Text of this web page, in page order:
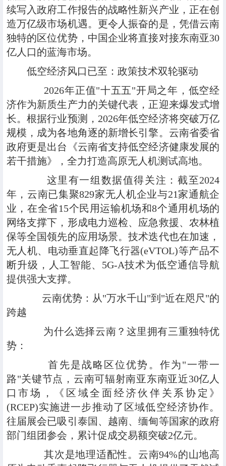
续写入政府工作报告的战略性新兴产业，正在创
造万亿级市场机遇。更令人振奋的是，凭借云南
独特的区位优势，中国企业将直接对接东南亚30
亿人口的蓝海市场。
低空经济风口已至：政策技术双轮驱动
2026年正值"十五五"开局之年，低空经
济作为新质生产力的关键代表，正迎来爆发式增
长。根据行业预测，2026年低空经济将突破万亿
规模，成为各地角逐的新增长引擎。云南省委省
政府更是出台《云南省支持低空经济健康发展的
若干措施》，全力打造高原无人机测试高地。
这里有一组数据值得关注：截至2024
年，云南已集聚829家无人机企业与21家通航企
业，在全省15个民用运输机场和8个通用机场的
网络支撑下，形成电力巡检、应急救援、农林植
保等全国领先的应用场景。技术迭代也在加速，
无人机、电动垂直起降飞行器(eVTOL)等产品不
断升级，人工智能、5G-A技术为低空通信导航
提供强大支撑。
云南优势：从"万水千山"到"近在咫尺"的
跨越
为什么选择云南？这里拥有三重独特优
势：
首先是战略区位优势。作为"一带一
路"关键节点，云南可辐射南亚东南亚近30亿人
口市场，《区域全面经济伙伴关系协定》
(RCEP)实施进一步推动了区域低空经济协作。
往届展会已吸引泰国、越南、缅甸等国家的政府
部门组团参会，累计促成交易额突破2亿元。
其次是地理适配性。云南94%的山地高